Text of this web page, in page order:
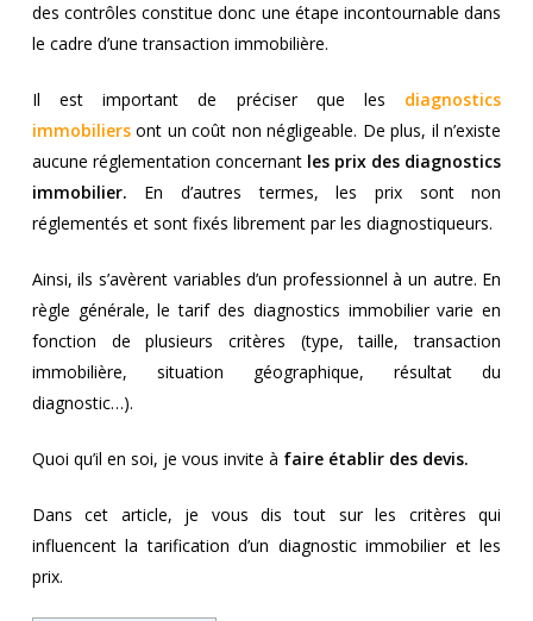
des contrôles constitue donc une étape incontournable dans
le cadre d’une transaction immobilière.
Il est important de préciser que les diagnostics
immobiliersont un coût non négligeable. De plus, il n’existe
aucune réglementation concernant les prix des diagnostics
immobilier. En d’autres termes, les prix sont non
réglementés et sont fixés librement par les diagnostiqueurs.
Ainsi, ils s’avèrent variables d’un professionnel à un autre. En
règle générale, le tarif des diagnostics immobilier varie en
fonction de plusieurs critères (type, taille, transaction
immobilière, situation géographique, résultat du
diagnostic…).
Quoi qu’il en soi, je vous invite à faire établir des devis.
Dans cet article, je vous dis tout sur les critères qui
influencent la tarification d’un diagnostic immobilier et les
prix.